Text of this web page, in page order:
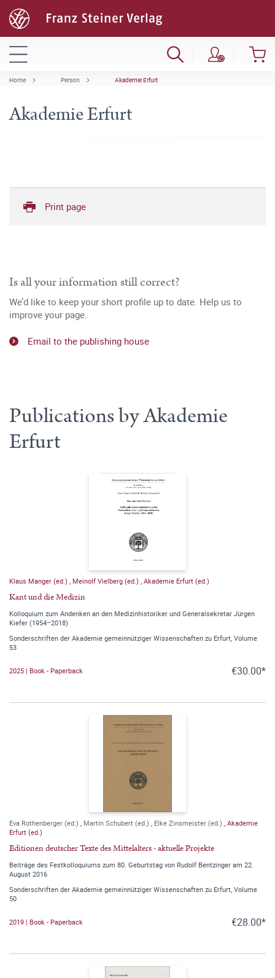
Home Person Akademie Erfurt
Akademie Erfurt
Print page
Is all your information still correct?
We’d like to keep your short profile up to date. Help us to
improve your page.
Email to the publishing house
Publications by Akademie
Erfurt
Klaus Manger (ed.) Meinolf Vielberg (ed.) Akademie Erfurt (ed.)
Kant und die Medizin
Kolloquium zum Andenken an den Medizinhistoriker und Generalsekretar Jürgen
Kiefer (1954–2018)
Sonderschriften der Akademie gemeinnütziger Wissenschaften zu Erfurt, Volume
53
2025 | Book - Paperback €30.00*
Eva Rothenberger (ed.) Martin Schubert (ed.) Elke Zinsmeister (ed.) Akademie
Erfurt (ed.)
Editionen deutscher Texte des Mittelalters - aktuelle Projekte
Beiträge des Festkolloquiums zum 80. Geburtstag von Rudolf Bentzinger am 22.
August 2016
Sonderschriften der Akademie gemeinnütziger Wissenschaften zu Erfurt, Volume
50
2019 | Book - Paperback €28.00*